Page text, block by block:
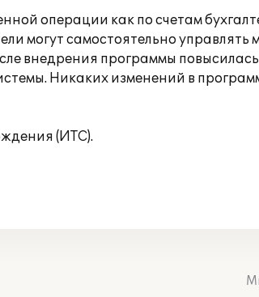
операции как по счетам
могут самостоятельно управлять
внедрения программы
Никаких изменений в
(ИТС).